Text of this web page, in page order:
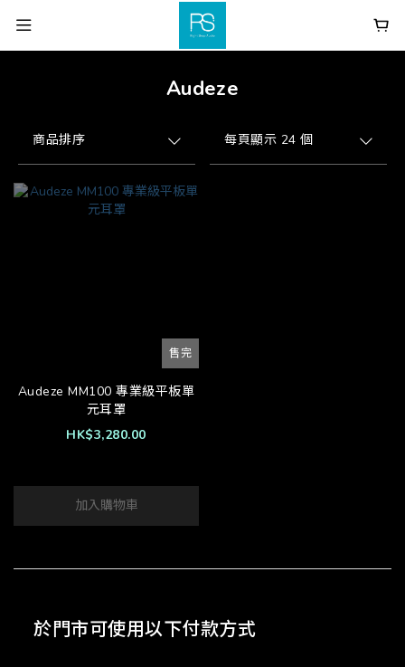
Audeze
商品排序 每頁顯示 24 個
售完
Audeze MM100 專業級平板單
元耳罩
HK$3,280.00
加入購物車
於門市可使用以下付款方式